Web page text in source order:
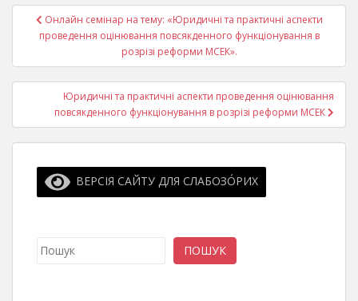
Навігація
записів
Онлайн семінар на тему: «Юридичні та практичні аспекти
проведення оцінювання повсякденного функціонування в
розрізі реформи МСЕК».
Юридичні та практичні аспекти проведення оцінювання
повсякденного функціонування в розрізі реформи МСЕК
ВЕРСІЯ САЙТУ ДЛЯ СЛАБОЗО́РИХ
Пошук ПОШУК